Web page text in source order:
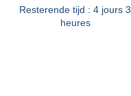
Resterende tijd : 4 jours 3
heures